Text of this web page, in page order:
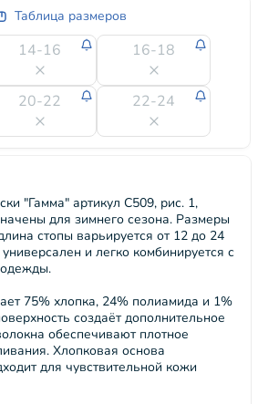
Таблица размеров
14-16 16-18
20-22 22-24
"Гамма" артикул С509, рис. 1,
для зимнего сезона. Размеры
стопы варьируется от 12 до 24
и легко комбинируется с
75% хлопка, 24% полиамида и 1%
создаёт дополнительное
обеспечивают плотное
Хлопковая основа
для чувствительной кожи